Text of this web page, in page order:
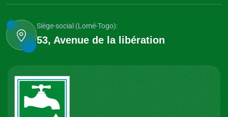
Siège-social (Lomé-Togo):
53, Avenue de la libération